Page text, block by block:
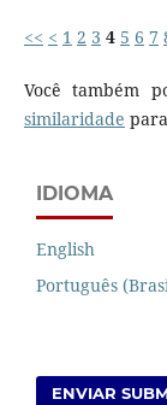
<< < 1 2 3 4 5 6 7
Você também
similaridade
IDIOMA
English
Português
ENVIAR